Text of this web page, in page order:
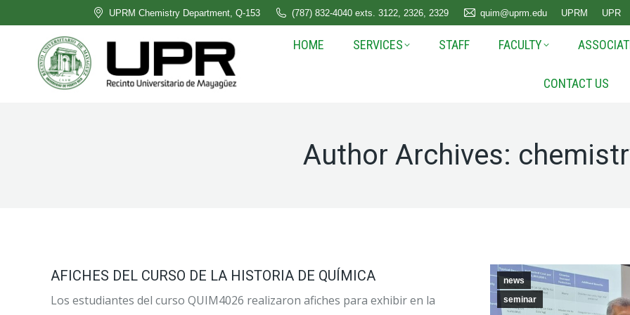
UPRM Chemistry Department, Q-153 (787) 832-4040 exts. 3122, 2326, 2329 quim@uprm.edu UPRM UPR
HOME SERVICES STAFF FACULTY
CONTACT US
Author Archives:
AFICHES DEL CURSO DE LA HISTORIA DE QUÍMICA
Los estudiantes del curso QUIM4026 realizaron afiches para exhibir en la
news
seminar